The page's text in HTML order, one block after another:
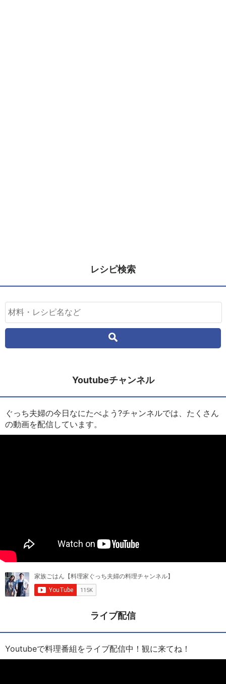
レシピ検索
Youtubeチャンネル
ぐっち夫婦の今日なにたべよう?チャンネルでは、たくさん
の動画を配信しています。
ライブ配信
Youtubeで料理番組をライブ配信中！観に来てね！